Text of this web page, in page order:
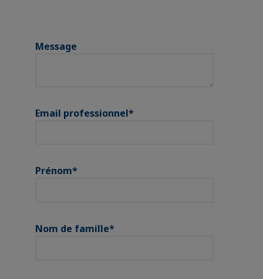
Message
Email professionnel*
Prénom*
Nom de famille*